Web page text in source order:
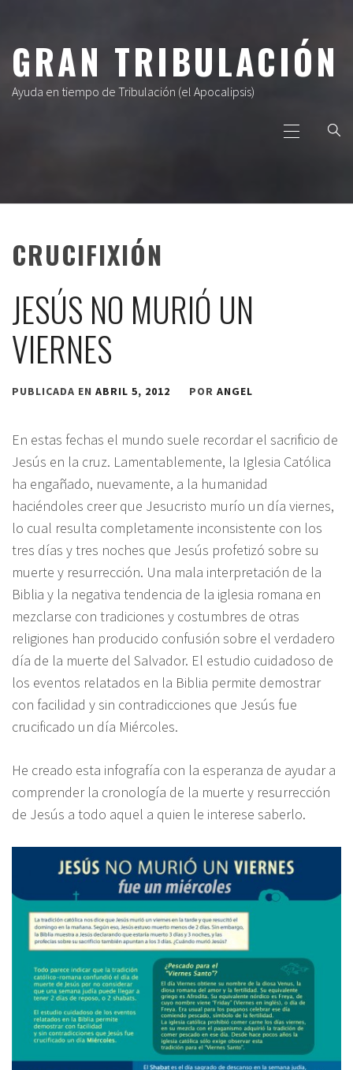
contenido
GRAN TRIBULACIÓN
Ayuda en tiempo de Tribulación (el Apocalipsis)
principal
CRUCIFIXIÓN
JESÚS NO MURIÓ UN
VIERNES
PUBLICADA EN ABRIL 5, 2012 POR ANGEL
En estas fechas el mundo suele recordar el sacrificio de
Jesús en la cruz. Lamentablemente, la Iglesia Católica
ha engañado, nuevamente, a la humanidad
haciéndoles creer que Jesucristo murío un día viernes,
lo cual resulta completamente inconsistente con los
tres días y tres noches que Jesús profetizó sobre su
muerte y resurrección. Una mala interpretación de la
Biblia y la negativa tendencia de la iglesia romana en
mezclarse con tradiciones y costumbres de otras
religiones han producido confusión sobre el verdadero
día de la muerte del Salvador. El estudio cuidadoso de
los eventos relatados en la Biblia permite demostrar
con facilidad y sin contradicciones que Jesús fue
crucificado un día Miércoles.
He creado esta infografía con la esperanza de ayudar a
comprender la cronología de la muerte y resurrección
de Jesús a todo aquel a quien le interese saberlo.